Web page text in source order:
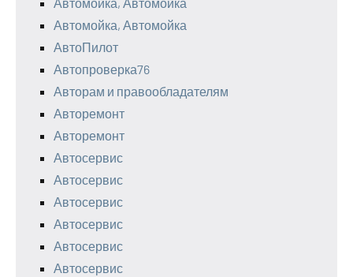
Автомойка, Автомойка
АвтоПилот
Автопроверка76
Авторам и правообладателям
Авторемонт
Авторемонт
Автосервис
Автосервис
Автосервис
Автосервис
Автосервис
Автосервис